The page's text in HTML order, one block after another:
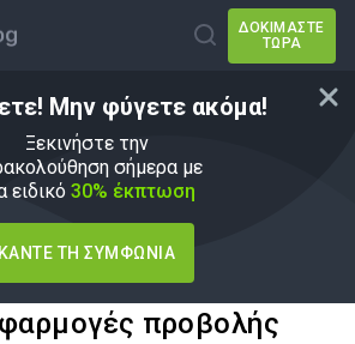
ΔΟΚΙΜΆΣΤΕ
ΤΏΡΑ
Μην φύγετε ακόμα!
Ξεκινήστε την
σήμερα με
ειδικό 30% έκπτωση
ΚΆΝΤΕ ΤΗ ΣΥΜΦΩΝΊΑ
προβολής